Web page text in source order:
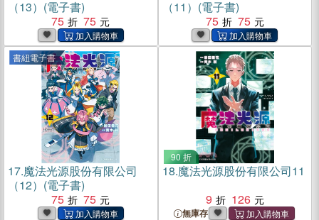
（13）(電子書)
75
75
（11）(電子書)
75
75
書紐電子書
17.魔法光源股份有限公司
（12）(電子書)
75
75
90 折
18.魔法光源股份有限公司11
9
126
無庫存